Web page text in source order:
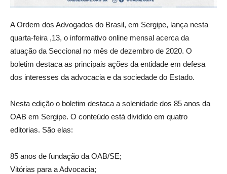
A Ordem dos Advogados do Brasil, em Sergipe, lança nesta
quarta-feira ,13, o informativo online mensal acerca da
atuação da Seccional no mês de dezembro de 2020. O
boletim destaca as principais ações da entidade em defesa
dos interesses da advocacia e da sociedade do Estado.
Nesta edição o boletim destaca a solenidade dos 85 anos da
OAB em Sergipe. O conteúdo está dividido em quatro
editorias. São elas:
85 anos de fundação da OAB/SE;
Vitórias para a Advocacia;